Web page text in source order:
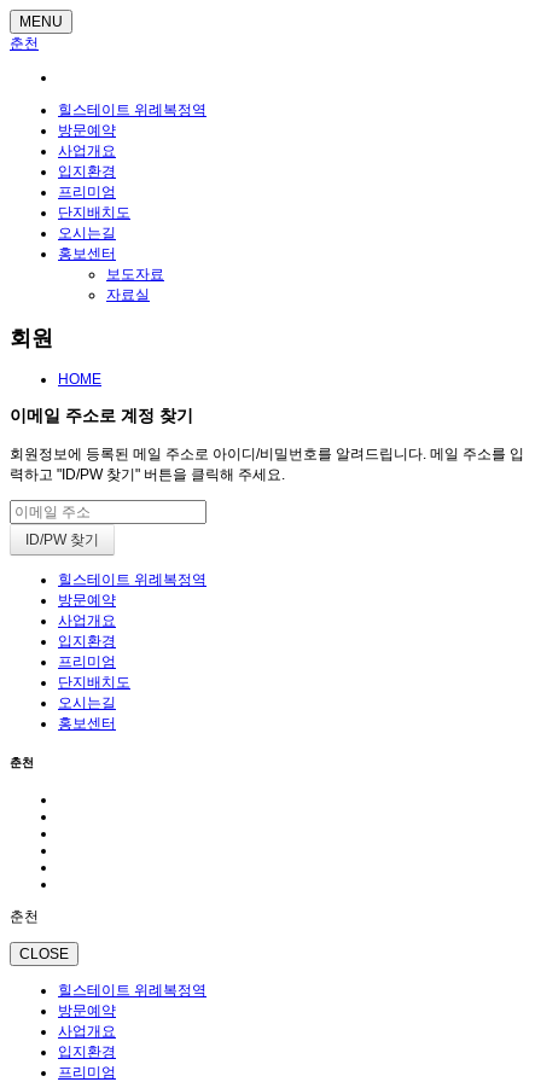
MENU
춘천
힐스테이트 위례복정역
방문예약
사업개요
입지환경
프리미엄
단지배치도
오시는길
홍보센터
보도자료
자료실
회원
HOME
이메일 주소로 계정 찾기
회원정보에 등록된 메일 주소로 아이디/비밀번호를 알려드립니다. 메일 주소를 입
력하고 "ID/PW 찾기" 버튼을 클릭해 주세요.
힐스테이트 위례복정역
방문예약
사업개요
입지환경
프리미엄
단지배치도
오시는길
홍보센터
춘천
춘천
CLOSE
힐스테이트 위례복정역
방문예약
사업개요
입지환경
프리미엄